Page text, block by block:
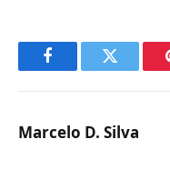
FacebookTwitter
Marcelo D. Silva